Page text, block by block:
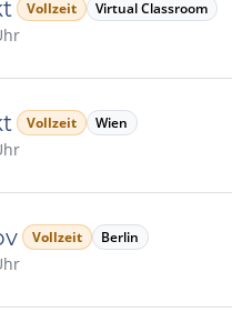
Vollzeit Virtual Classroom
Vollzeit Wien
Vollzeit Berlin